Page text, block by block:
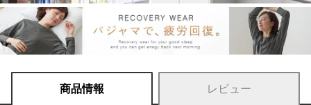
商品情報 レビュー